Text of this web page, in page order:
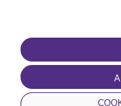
Datenschutz-
Bestimmungen
Cookie-Richtlinie